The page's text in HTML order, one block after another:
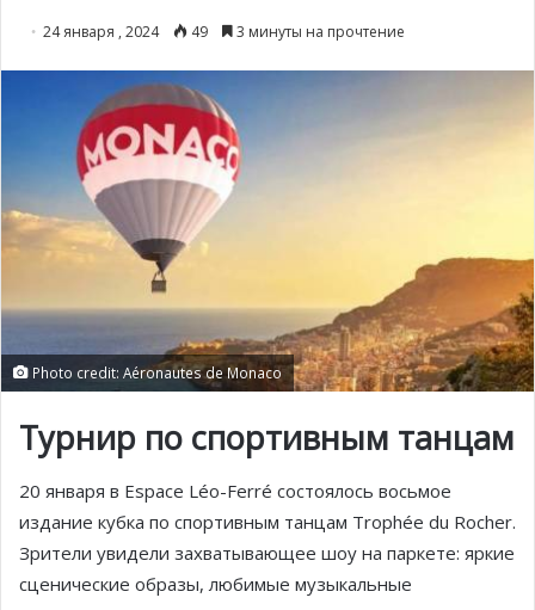
24 января , 2024 49 3 минуты на прочтение
Photo credit: Aéronautes de Monaco
Турнир по спортивным танцам
20 января в Espace Léo-Ferré состоялось восьмое
издание кубка по спортивным танцам Trophée du Rocher.
Зрители увидели захватывающее шоу на паркете: яркие
сценические образы, любимые музыкальные